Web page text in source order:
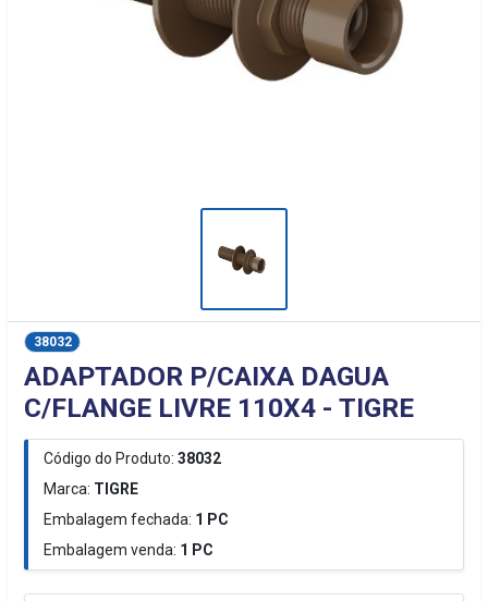
38032
ADAPTADOR P/CAIXA DAGUA
C/FLANGE LIVRE 110X4 - TIGRE
Código do Produto: 38032
Marca: TIGRE
Embalagem fechada: 1 PC
Embalagem venda: 1 PC